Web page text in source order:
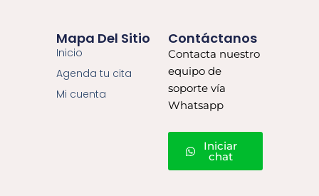
Mapa Del Sitio
Inicio
Agenda tu cita
Mi cuenta
Contáctanos
Contacta nuestro
equipo de
soporte vía
Whatsapp
Iniciar
chat